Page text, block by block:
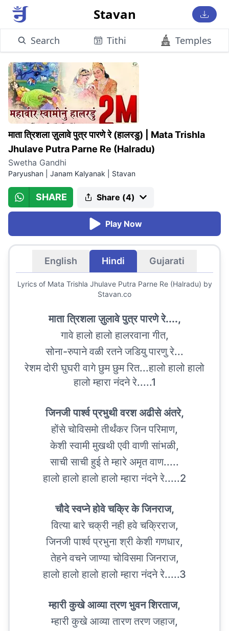
Stavan
Search Tithi Temples
माता त्रिशला ज़ुलावे पुत्र पारणे रे (हालरडु)
Mata Trishla
Jhulave Putra Parne Re (Halradu)
Swetha Gandhi
Paryushan | Janam Kalyanak Stavan
SHARE Share (4)
Play Now
English Hindi Gujarati
Lyrics of Mata Trishla Jhulave Putra Parne Re (Halradu) by
Stavan.co
माता त्रिशला ज़ुलावे पुत्र पारणे रे....,
गावे हालो हालो हालरवाना गीत,
सोना-रुपाने वळी रतने जडियु पारणु रे...
रेशम दोरी घुघरी वागे छुम छुम रित...हालो हालो हालो
हालो म्हारा नंदने रे.....1
जिनजी पार्श्व प्रभुथी वरश अढीसे अंतरे,
होंसे चोविसमो तीर्थंकर जिन परिमाण,
केशी स्वामी मुखथी एवी वाणी सांभळी,
साची साची हुई ते म्हारे अमृत वाण.....
हालो हालो हालो हालो म्हारा नंदने रे.....2
चौदे स्वप्ने होवे चक्रि के जिनराज,
वित्या बारे चक्री नही हवे चक्रिराज,
जिनजी पार्श्व प्रभुना श्री केशी गणधार,
तेहने वचने जाण्या चोविसमा जिनराज,
हालो हालो हालो हालो म्हारा नंदने रे.....3
म्हारी कुखे आव्या त्रण भुवन शिरताज,
म्हारी कुखे आव्या तारण तरण जहाज,